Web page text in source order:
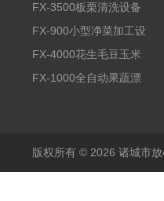
FX-3500板栗清洗设备
全自动气泡清洗机
FX-900小型净菜加工设
备野菜清洗机
FX-4000花生毛豆玉米
蒸煮漂烫机
FX-1000全自动果蔬漂
版权所有 © 2026 诸城市